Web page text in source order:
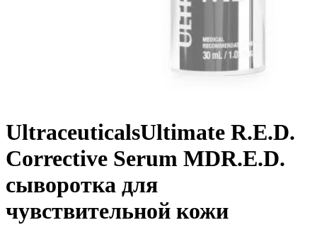
UltraceuticalsUltimate R.E.D.
Corrective Serum MDR.E.D.
сыворотка для
чувствительной кожи